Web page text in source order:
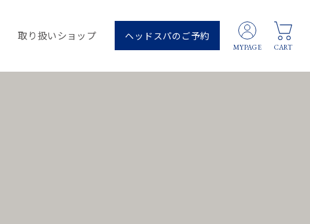
取り扱いショップ ヘッドスパのご予約